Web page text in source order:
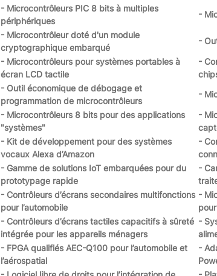
- Microcontrôleurs PIC 8 bits à multiples
périphériques
-
- Microcontrôleur doté d'un module
cryptographique embarqué
-
- Microcontrôleurs pour systèmes portables à
écran LCD tactile
-
- Outil économique de débogage et
programmation de microcontrôleurs
-
- Microcontrôleurs 8 bits pour des applications
"systèmes"
-
- Kit de développement pour des systèmes
vocaux Alexa d’Amazon
-
- Gamme de solutions IoT embarquées pour du
prototypage rapide
-
- Contrôleurs d’écrans secondaires multifonctions
pour l’automobile
-
- Contrôleurs d’écrans tactiles capacitifs à sûreté
intégrée pour les appareils ménagers
-
- FPGA qualifiés AEC-Q100 pour l’automobile et
l’aérospatial
-